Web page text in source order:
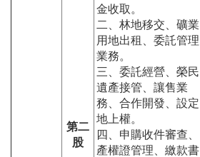
第二
股
金收取。
二、林地移交、礦業
用地出租、委託管理
業務。
三、委託經營、榮民
遺產接管、讓售業
務、合作開發、設定
地上權。
四、申購收件審查、
產權證管理、繳款書